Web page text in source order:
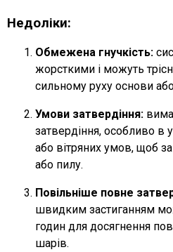
Недоліки:
Обмежена гнучкість:
жорсткими і можуть
сильному руху основи або
Умови затвердіння:
затвердіння, особливо в
або вітряних умов, щоб
або пилу.
Повільніше повне
швидким застиганням
годин для досягнення
шарів.